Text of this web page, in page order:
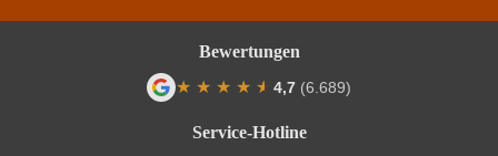
Service-Hotline
Bewertungen
★ ★ ★ ★ ★
★ 4,7 (6.689)